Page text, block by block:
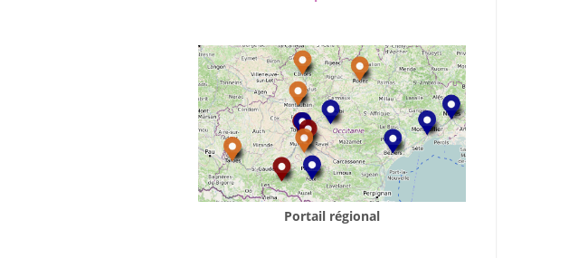
Portail régional